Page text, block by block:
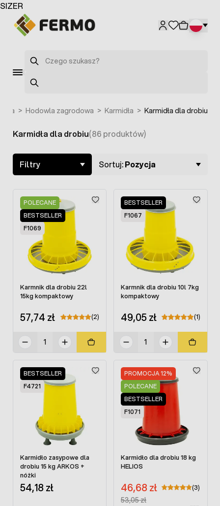
Przejdź do treści
Szukaj
Szukaj
> Hodowla zagrodowa > Karmidła > Karmidła dla drobiu
Skip to product list
Karmidła dla drobiu(86 produktów)
Filtry Sortuj:Pozycja
POLECANE
BESTSELLER
F1069
Karmnik dla drobiu 22l
15kg kompaktowy
57,74 zł (2)
BESTSELLER
F1067
Karmnik dla drobiu 10l 7kg
kompaktowy
49,05 zł (1)
BESTSELLER
F4721
Karmidło zasypowe dla
drobiu 15 kg ARKOS +
nóżki
54,18 zł
PROMOCJA 12%
POLECANE
BESTSELLER
F1071
Karmidło dla drobiu 18 kg
HELIOS
Cena promocyjna:
46,68 zł
Regular Price:
53,05 zł
(3)
SIZER